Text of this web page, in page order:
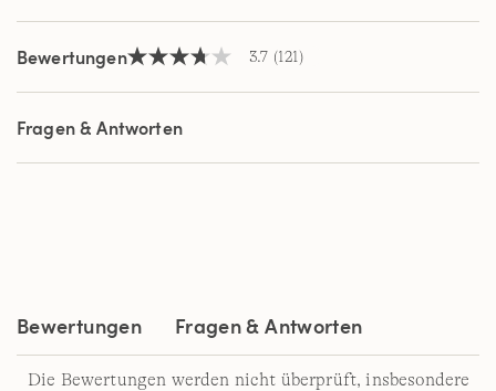
Bewertungen3.7
5
Sternen,
Durchschnittswert
Bewertung.
3.7 (121)
Fragen & Antworten
Bewertungen Fragen & Antworten
Die Bewertungen werden nicht überprüft, insbesondere